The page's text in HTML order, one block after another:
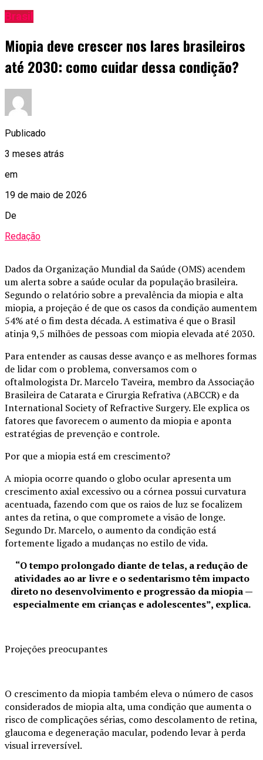
Brasil
Miopia deve crescer nos lares brasileiros
até 2030: como cuidar dessa condição?
Publicado
3 meses atrás
em
19 de maio de 2026
De
Redação
Dados da Organização Mundial da Saúde (OMS) acendem
um alerta sobre a saúde ocular da população brasileira.
Segundo o relatório sobre a prevalência da miopia e alta
miopia, a projeção é de que os casos da condição aumentem
54% até o fim desta década. A estimativa é que o Brasil
atinja 9,5 milhões de pessoas com miopia elevada até 2030.
Para entender as causas desse avanço e as melhores formas
de lidar com o problema, conversamos com o
oftalmologista Dr. Marcelo Taveira, membro da Associação
Brasileira de Catarata e Cirurgia Refrativa (ABCCR) e da
International Society of Refractive Surgery. Ele explica os
fatores que favorecem o aumento da miopia e aponta
estratégias de prevenção e controle.
Por que a miopia está em crescimento?
A miopia ocorre quando o globo ocular apresenta um
crescimento axial excessivo ou a córnea possui curvatura
acentuada, fazendo com que os raios de luz se focalizem
antes da retina, o que compromete a visão de longe.
Segundo Dr. Marcelo, o aumento da condição está
fortemente ligado a mudanças no estilo de vida.
“O tempo prolongado diante de telas, a redução de
atividades ao ar livre e o sedentarismo têm impacto
direto no desenvolvimento e progressão da miopia —
especialmente em crianças e adolescentes”, explica.
Projeções preocupantes
O crescimento da miopia também eleva o número de casos
considerados de miopia alta, uma condição que aumenta o
risco de complicações sérias, como descolamento de retina,
glaucoma e degeneração macular, podendo levar à perda
visual irreversível.